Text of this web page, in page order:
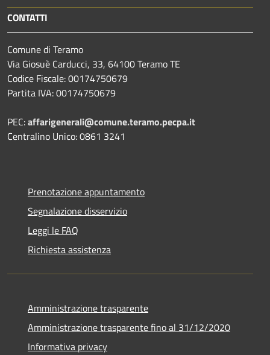
CONTATTI
Comune di Teramo
Via Giosuè Carducci, 33, 64100 Teramo TE
Codice Fiscale: 00174750679
Partita IVA: 00174750679
PEC:affarigenerali@comune.teramo.pecpa.it
Centralino Unico: 0861 3241
Prenotazione appuntamento
Segnalazione disservizio
Leggi le FAQ
Richiesta assistenza
Amministrazione trasparente
Amministrazione trasparente fino al 31/12/2020
Informativa privacy